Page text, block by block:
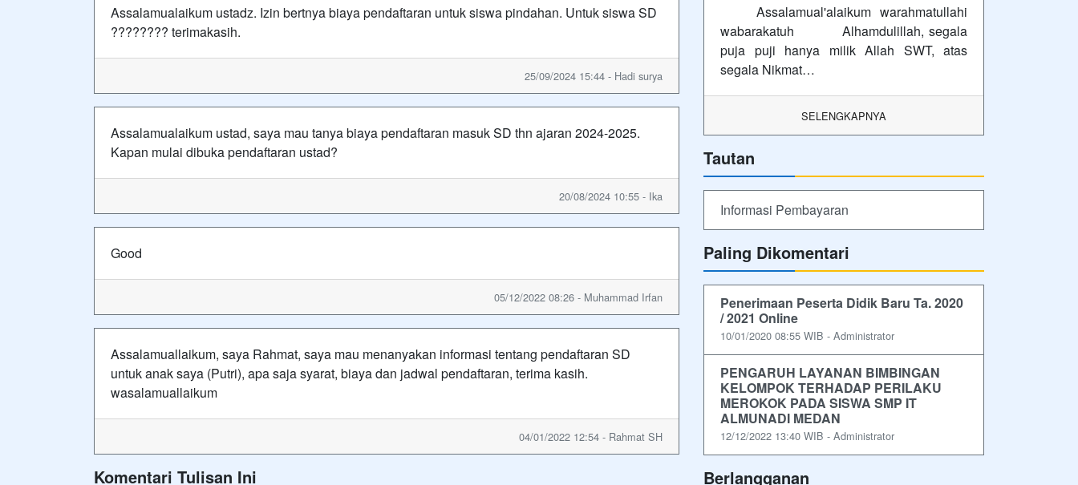
Assalamualaikum ustadz. Izin bertnya biaya pendaftaran untuk siswa pindahan. Untuk siswa SD
???????? terimakasih.
25/09/2024 15:44 - Hadi surya
Assalamualaikum ustad, saya mau tanya biaya pendaftaran masuk SD thn ajaran 2024-2025.
Kapan mulai dibuka pendaftaran ustad?
20/08/2024 10:55 - Ika
Good
05/12/2022 08:26 - Muhammad Irfan
Assalamuallaikum, saya Rahmat, saya mau menanyakan informasi tentang pendaftaran SD
untuk anak saya (Putri), apa saja syarat, biaya dan jadwal pendaftaran, terima kasih.
wasalamuallaikum
04/01/2022 12:54 - Rahmat SH
Komentari Tulisan Ini
Assalamual'alaikum warahmatullahi
wabarakatuh Alhamdulillah, segala
puja puji hanya milik Allah SWT, atas
segala Nikmat…
SELENGKAPNYA
Tautan
Informasi Pembayaran
Paling Dikomentari
Penerimaan Peserta Didik Baru Ta. 2020
/ 2021 Online
10/01/2020 08:55 WIB - Administrator
PENGARUH LAYANAN BIMBINGAN
KELOMPOK TERHADAP PERILAKU
MEROKOK PADA SISWA SMP IT
ALMUNADI MEDAN
12/12/2022 13:40 WIB - Administrator
Berlangganan